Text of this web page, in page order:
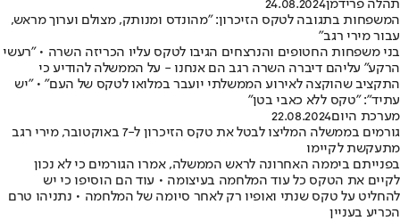
תהלה פרידמן24.08.2024
המשפחות בתגובה לטקס הזיכרון: "מהונדס ומנותק, מצולם וערוך מראש,
עבור מירי רגב"
בני משפחות החטופים והנרצחים הגיבו לטקס עליו הכריזה השרה • "רעשי
הרקע״ עליהם דיברה השרה רגב הם אנחנו - על הממשלה להודיע כי
התקציב שהוקצה לאירוע הממשלתי יועבר במלואו לטקס של העם" • "יש
עתיד": "טקס ללא כאבי בטן"
מערכת היום22.08.2024
גורמים בממשלה המליצו לבטל את טקס הזיכרון ל-7 באוקטובר, מירי רגב
מתעקשת לקיימו
בפנייתם ביממה האחרונה לראש הממשלה, אמרו הגורמים כי לא נכון
לקיים את הטקס כל עוד המלחמה בעיצומה • עוד הם הוסיפו כי יש
להחליט על טקס שנתי ואופיו רק לאחר סיומה של המלחמה • נתניהו טרם
הכריע בעניין